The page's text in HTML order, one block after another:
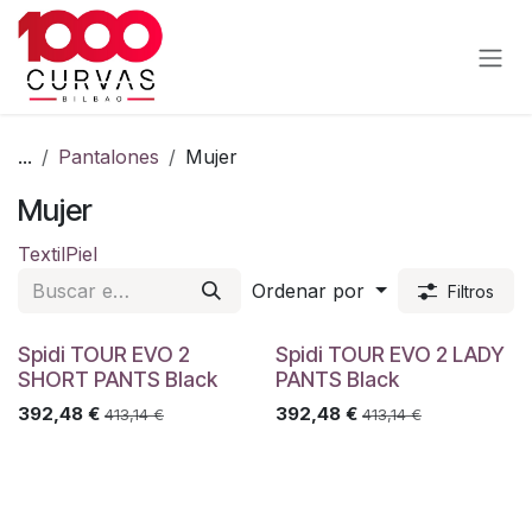
Ir al contenido
... Pantalones Mujer
Mujer
TextilPiel
Ordenar por
Filtros
Spidi TOUR EVO 2
SHORT PANTS Black
392,48 € 413,14€
Spidi TOUR EVO 2 LADY
PANTS Black
392,48€ 413,14€